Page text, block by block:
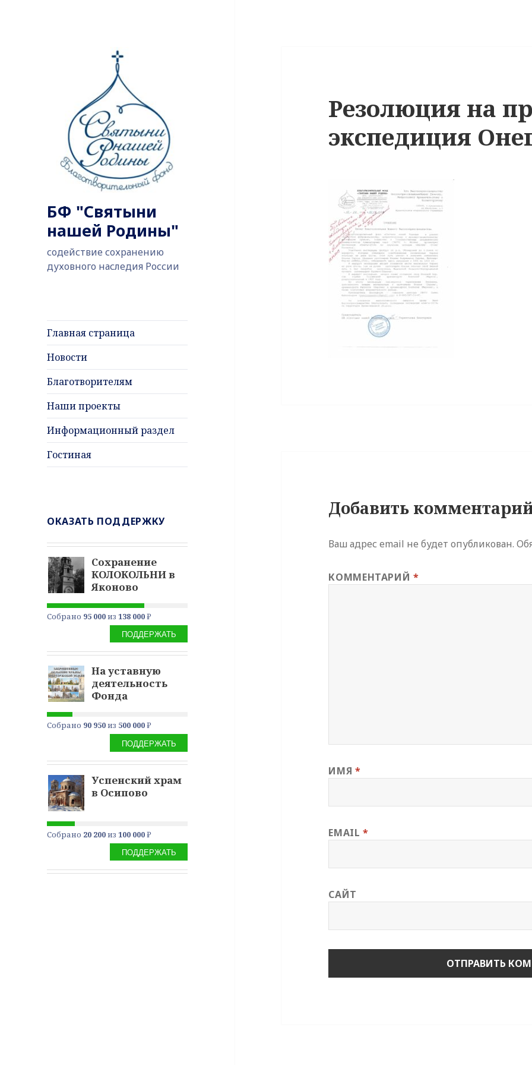
БФ "Святыни
нашей Родины"
содействие сохранению
духовного наследия России
Главная страница
Новости
Благотворителям
Наши проекты
Информационный раздел
Гостиная
ОКАЗАТЬ ПОДДЕРЖКУ
Сохранение
КОЛОКОЛЬНИ в
Яконово
Собрано 95 000из138 000₽
ПОДДЕРЖАТЬ
На уставную
деятельность
Фонда
Собрано 90 950из 500 000₽
ПОДДЕРЖАТЬ
Успенский храм
в Осипово
Собрано 20 200из100 000₽
ПОДДЕРЖАТЬ
Резолюция на
экспедиция
Добавить
Ваш адрес email не будет опубликован.
КОММЕНТАРИЙ*
ИМЯ *
EMAIL*
САЙТ